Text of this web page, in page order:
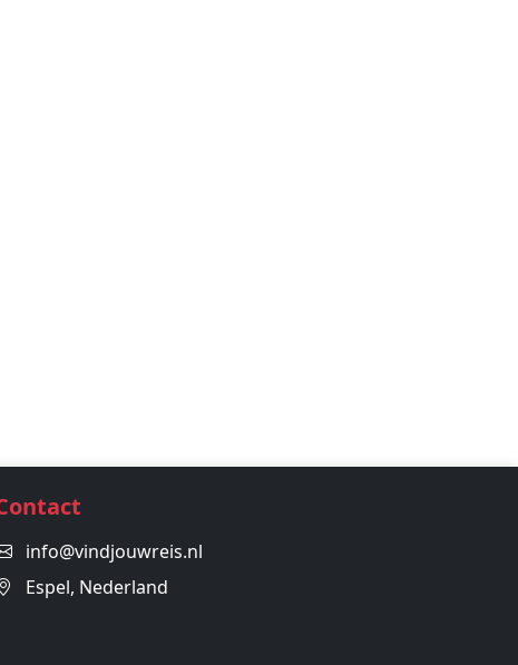
info@vindjouwreis.nl
Espel, Nederland